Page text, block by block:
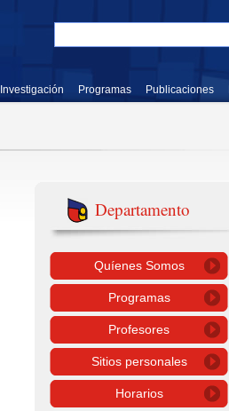
Investigación Programas Publicaciones
Departamento
Quíenes Somos
Programas
Profesores
Sitios personales
Horarios